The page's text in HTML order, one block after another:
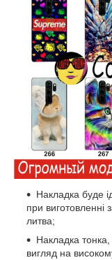
Накладка буде
при виготовленні
литва;
Накладка
вигляд на